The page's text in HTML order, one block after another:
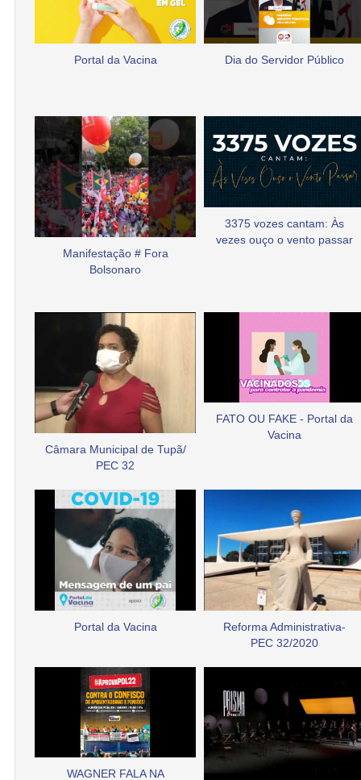
Portal da Vacina Dia do Servidor Público
Manifestação # Fora
Bolsonaro
3375 vozes cantam: Às
vezes ouço o vento passar
Câmara Municipal de Tupã/
PEC 32
FATO OU FAKE - Portal da
Vacina
Portal da Vacina
Reforma Administrativa-
PEC 32/2020
WAGNER FALA NA